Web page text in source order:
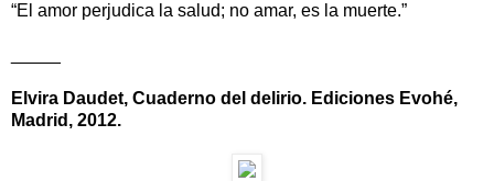
“El amor perjudica la salud; no amar, es la muerte.”
Elvira Daudet, Cuaderno del delirio. Ediciones Evohé,
Madrid, 2012.